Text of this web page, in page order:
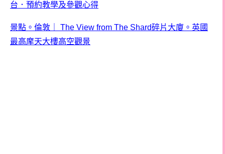
台．預約教學及參觀心得
景點。倫敦 The View from The Shard碎片大廈 。英國
最高摩天大樓高空觀景